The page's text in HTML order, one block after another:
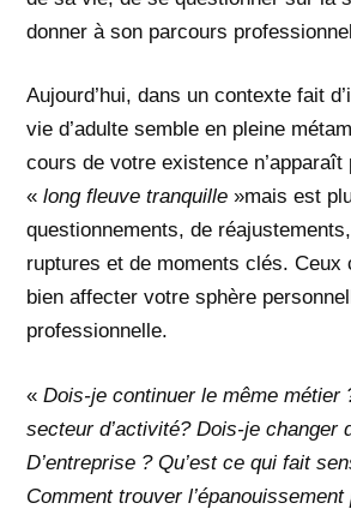
donner à son parcours
Aujourd’hui, dans un contexte fait
vie d’adulte semble en pleine
cours de votre existence n’apparaît
«long fleuve tranquille »mais est
questionnements, de
ruptures et de moments clés. Ceux
bien affecter votre sphère
professionnelle.
«Dois-je continuer le même métier
secteur d’activité? Dois-je changer
D’entreprise ? Qu’est ce qui fait
Comment trouver